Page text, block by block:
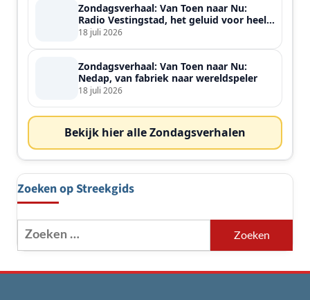
Zondagsverhaal: Van Toen naar Nu:
Radio Vestingstad, het geluid voor heel
de streek
18 juli 2026
Zondagsverhaal: Van Toen naar Nu:
Nedap, van fabriek naar wereldspeler
18 juli 2026
Bekijk hier alle Zondagsverhalen
Zoeken op Streekgids
Zoeken
naar: